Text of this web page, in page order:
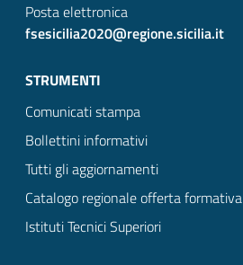
Posta elettronica
fsesicilia2020@regione.sicilia.it
STRUMENTI
Comunicati stampa
Bollettini informativi
Tutti gli aggiornamenti
Catalogo regionale offerta formativa
Istituti Tecnici Superiori